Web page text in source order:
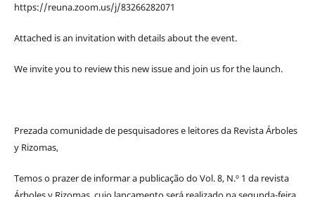
https://reuna.zoom.us/j/83266282071
Attached is an invitation with details about the event.
We invite you to review this new issue and join us for the launch.
Prezada comunidade de pesquisadores e leitores da Revista Árboles
y Rizomas,
Temos o prazer de informar a publicação do Vol. 8, N.º 1 da revista